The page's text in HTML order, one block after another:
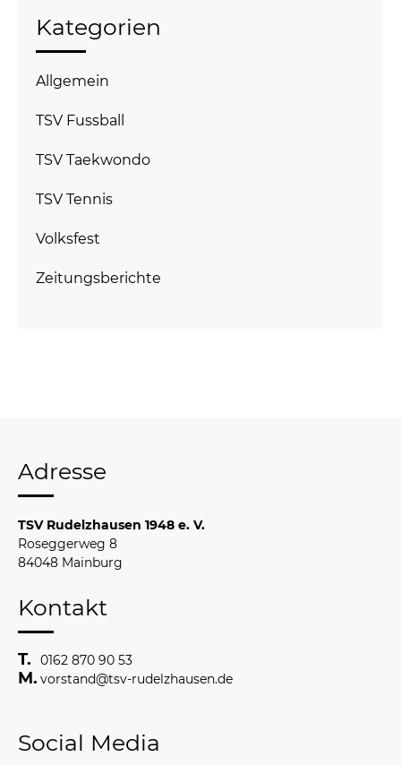
Kategorien
Allgemein
TSV Fussball
TSV Taekwondo
TSV Tennis
Volksfest
Zeitungsberichte
Adresse
TSV Rudelzhausen 1948 e. V.
Roseggerweg 8
84048 Mainburg
Kontakt
0162 870 90 53
vorstand@tsv-rudelzhausen.de
Social Media